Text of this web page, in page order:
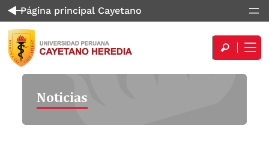
Página principal Cayetano
Noticias